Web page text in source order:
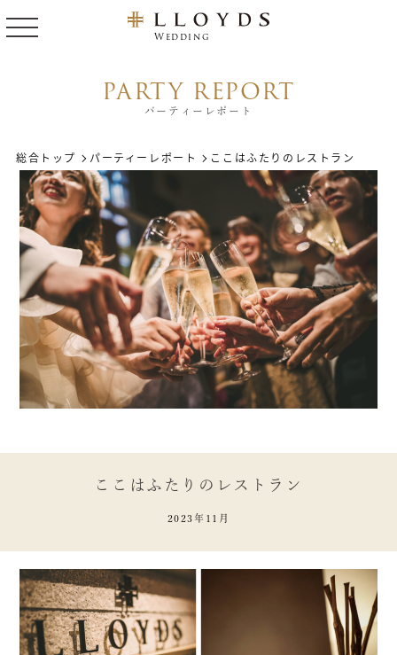
Wedding
PARTY REPORT
パーティーレポート
総合トップ パーティーレポート ここはふたりのレストラン
ここはふたりのレストラン
2023年11月